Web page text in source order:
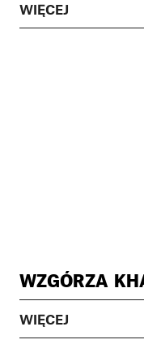
WIĘCEJ
WZGÓRZA
WIĘCEJ